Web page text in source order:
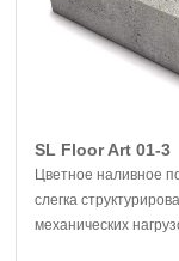
SL Floor Art 01-3
Цветное наливное
слегка
механических